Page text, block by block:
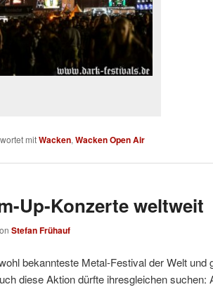
mitWacken, Wacken Open Air
Up-Konzerte weltweit
Stefan Frühauf
bekannteste Metal-Festival der Welt und
diese Aktion dürfte ihresgleichen suchen: